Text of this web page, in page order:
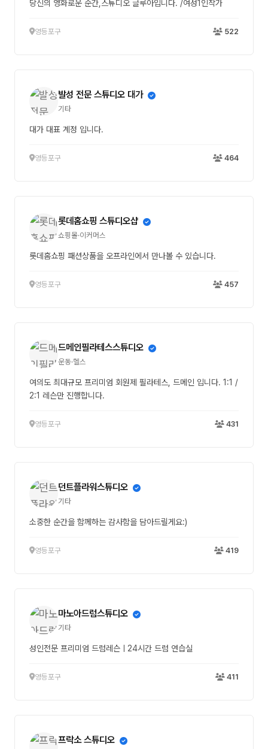
당신의 영화로운 순간,스튜디오 글루아입니다. /여성1인작가
영등포구 522
발성 전문 스튜디오 대가
기타
대가 대표 계정 입니다.
영등포구 464
롯데홈쇼핑 스튜디오샵
쇼핑몰·이커머스
롯데홈쇼핑 패션상품을 오프라인에서 만나볼 수 있습니다.
영등포구 457
드메인필라테스스튜디오
운동·헬스
여의도 최대규모 프리미엄 회원제 필라테스, 드메인 입니다. 1:1 /
2:1 레슨만 진행합니다.
영등포구 431
던트플라워스튜디오
기타
소중한 순간을 함께하는 감사함을 담아드릴게요:)
영등포구 419
마노아드럼스튜디오
기타
성인전문 프리미엄 드럼레슨ㅣ24시간 드럼 연습실
영등포구 411
프락소 스튜디오